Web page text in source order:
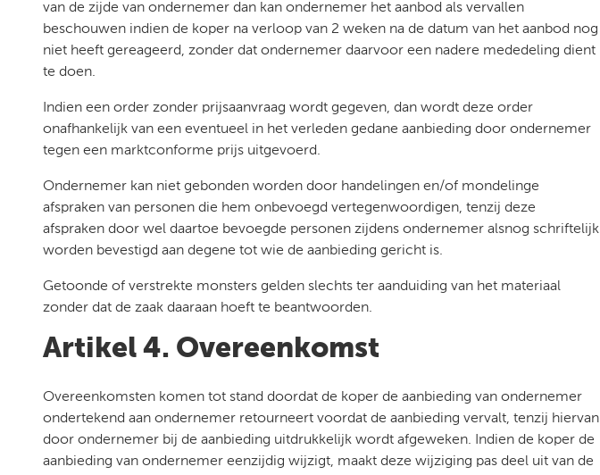
van de zijde van ondernemer dan kan ondernemer het aanbod als vervallen
beschouwen indien de koper na verloop van 2 weken na de datum van het aanbod nog
niet heeft gereageerd, zonder dat ondernemer daarvoor een nadere mededeling dient
te doen.
Indien een order zonder prijsaanvraag wordt gegeven, dan wordt deze order
onafhankelijk van een eventueel in het verleden gedane aanbieding door ondernemer
tegen een marktconforme prijs uitgevoerd.
Ondernemer kan niet gebonden worden door handelingen en/of mondelinge
afspraken van personen die hem onbevoegd vertegenwoordigen, tenzij deze
afspraken door wel daartoe bevoegde personen zijdens ondernemer alsnog schriftelijk
worden bevestigd aan degene tot wie de aanbieding gericht is.
Getoonde of verstrekte monsters gelden slechts ter aanduiding van het materiaal
zonder dat de zaak daaraan hoeft te beantwoorden.
Artikel 4. Overeenkomst
Overeenkomsten komen tot stand doordat de koper de aanbieding van ondernemer
ondertekend aan ondernemer retourneert voordat de aanbieding vervalt, tenzij hiervan
door ondernemer bij de aanbieding uitdrukkelijk wordt afgeweken. Indien de koper de
aanbieding van ondernemer eenzijdig wijzigt, maakt deze wijziging pas deel uit van de